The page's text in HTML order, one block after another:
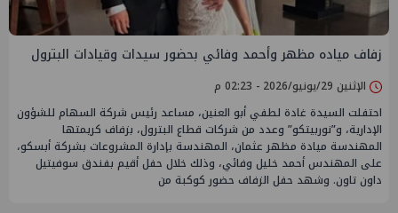
زفاف مياده مظهر وأحمد وفائي بحضور سيدات وقيادات البترول
الإثنين 29/يونيو/2026 - 02:23 م
احتفلت السيدة غادة لطفي أبو العنين، مساعد رئيس شركة السهام للشؤون
الإدارية، و”نوربيتكو” وعدد من شركات قطاع البترول، بزفاف كريمتها
المهندسة ميادة مظهر عثمان، المهندسة بإدارة المشروعات بشركة أبسكو،
على المهندس أحمد خليل وفائي، وذلك خلال حفل أقيم بفندق سوفيتيل
داون تاون. وشهد حفل الزفاف حضور كوكبة من